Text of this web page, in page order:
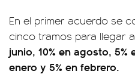
En el primer acuerdo se
cinco tramos para llegar
junio, 10% en agosto, 5%
enero y 5% en febrero.